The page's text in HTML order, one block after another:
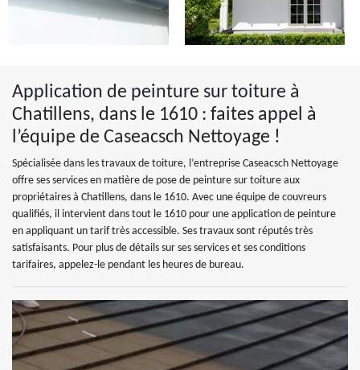
Application de peinture sur toiture à
Chatillens, dans le 1610 : faites appel à
l’équipe de Caseacsch Nettoyage !
Spécialisée dans les travaux de toiture, l’entreprise Caseacsch Nettoyage
offre ses services en matière de pose de peinture sur toiture aux
propriétaires à Chatillens, dans le 1610. Avec une équipe de couvreurs
qualifiés, il intervient dans tout le 1610 pour une application de peinture
en appliquant un tarif très accessible. Ses travaux sont réputés très
satisfaisants. Pour plus de détails sur ses services et ses conditions
tarifaires, appelez-le pendant les heures de bureau.